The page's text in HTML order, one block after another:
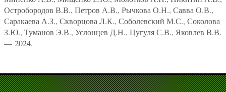
Остробородов В.В., Петров А.В., Рычкова О.Н., Савва О.В.,
Саракаева А.З., Скворцова Л.К., Соболевский М.С., Соколова
З.Ю., Туманов Э.В., Услонцев Д.Н., Цугуля С.В., Яковлев В.В.
— 2024.